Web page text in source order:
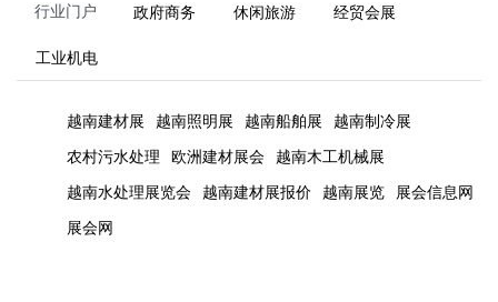
行业门户 政府商务 休闲旅游 经贸会展
工业机电
越南建材展 越南照明展 越南船舶展
越南制冷展
农村污水处理
欧洲建材展会
越南木工机械展
越南水处理展览会
越南建材展报价 越南展览
展会信息网
展会网